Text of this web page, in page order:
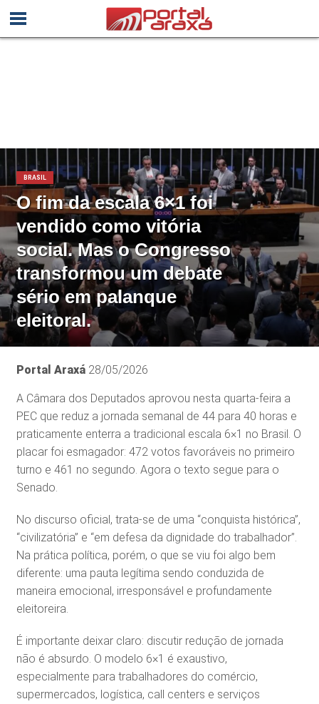
BRASIL
O fim da escala 6×1 foi
vendido como vitória
social. Mas o Congresso
transformou um debate
sério em palanque
eleitoral.
Portal Araxá 28/05/2026
A Câmara dos Deputados aprovou nesta quarta-feira a
PEC que reduz a jornada semanal de 44 para 40 horas e
praticamente enterra a tradicional escala 6×1 no Brasil. O
placar foi esmagador: 472 votos favoráveis no primeiro
turno e 461 no segundo. Agora o texto segue para o
Senado.
No discurso oficial, trata-se de uma “conquista histórica”,
“civilizatória” e “em defesa da dignidade do trabalhador”.
Na prática política, porém, o que se viu foi algo bem
diferente: uma pauta legítima sendo conduzida de
maneira emocional, irresponsável e profundamente
eleitoreira.
É importante deixar claro: discutir redução de jornada
não é absurdo. O modelo 6×1 é exaustivo,
especialmente para trabalhadores do comércio,
supermercados, logística, call centers e serviços